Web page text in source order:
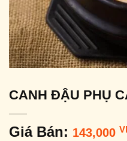
CANH ĐẬU PHỤ
Giá Bán: 143,000